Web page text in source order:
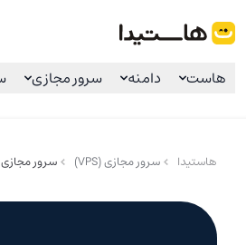
هاستیدا
هاست
دامنه سرور مجازی
هاستیدا سرور مجازی (VPS) سرور